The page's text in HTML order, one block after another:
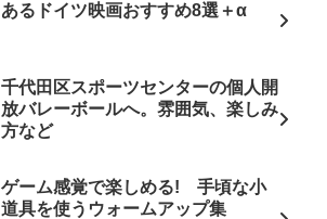
あるドイツ映画おすすめ8選＋α
千代田区スポーツセンターの個人開
放バレーボールへ。雰囲気、楽しみ
方など
ゲーム感覚で楽しめる! 手頃な小
道具を使うウォームアップ集